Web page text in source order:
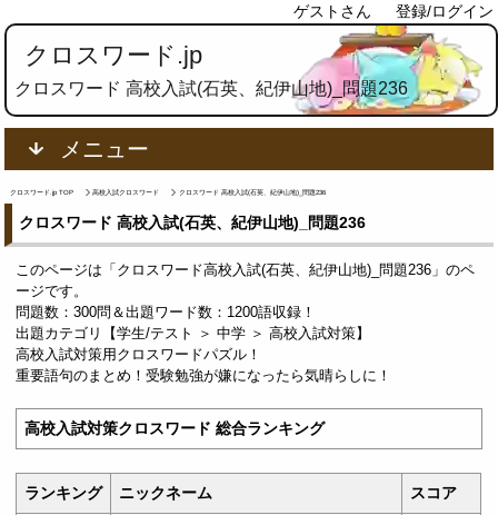
ゲストさん 登録/ログイン
クロスワード.jp
クロスワード 高校入試(石英、紀伊山地)_問題236
メニュー
クロスワード.jp TOP 高校入試クロスワード クロスワード 高校入試(石英、紀伊山地)_問題236
クロスワード 高校入試(石英、紀伊山地)_問題236
このページは「クロスワード高校入試(石英、紀伊山地)_問題236」のペ
ージです。
問題数：300問＆出題ワード数：1200語収録！
出題カテゴリ【学生/テスト ＞ 中学 ＞ 高校入試対策】
高校入試対策用クロスワードパズル！
重要語句のまとめ！受験勉強が嫌になったら気晴らしに！
高校入試対策クロスワード 総合ランキング
ランキング ニックネーム スコア